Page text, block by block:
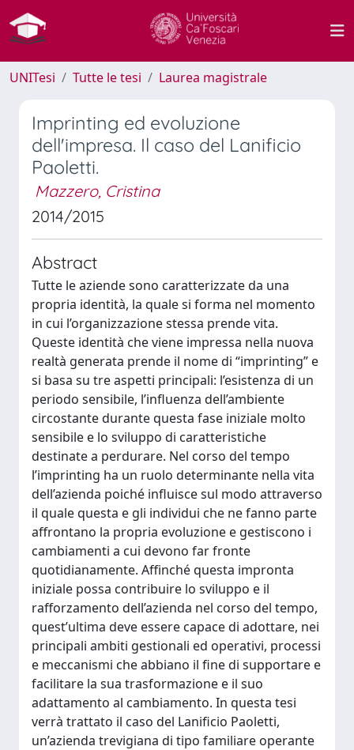
UNITesi Tutte le tesi Laurea magistrale
Imprinting ed evoluzione
dell'impresa. Il caso del Lanificio
Paoletti.
Mazzero, Cristina
2014/2015
Abstract
Tutte le aziende sono caratterizzate da una
propria identità, la quale si forma nel momento
in cui l’organizzazione stessa prende vita.
Queste identità che viene impressa nella nuova
realtà generata prende il nome di “imprinting” e
si basa su tre aspetti principali: l’esistenza di un
periodo sensibile, l’influenza dell’ambiente
circostante durante questa fase iniziale molto
sensibile e lo sviluppo di caratteristiche
destinate a perdurare. Nel corso del tempo
l’imprinting ha un ruolo determinante nella vita
dell’azienda poiché influisce sul modo attraverso
il quale questa e gli individui che ne fanno parte
affrontano la propria evoluzione e gestiscono i
cambiamenti a cui devono far fronte
quotidianamente. Affinché questa impronta
iniziale possa contribuire lo sviluppo e il
rafforzamento dell’azienda nel corso del tempo,
quest’ultima deve essere capace di adottare, nei
principali ambiti gestionali ed operativi, processi
e meccanismi che abbiano il fine di supportare e
facilitare la sua trasformazione e il suo
adattamento al cambiamento. In questa tesi
verrà trattato il caso del Lanificio Paoletti,
un’azienda trevigiana di tipo familiare operante